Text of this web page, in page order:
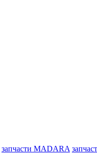
запчасти MADARA